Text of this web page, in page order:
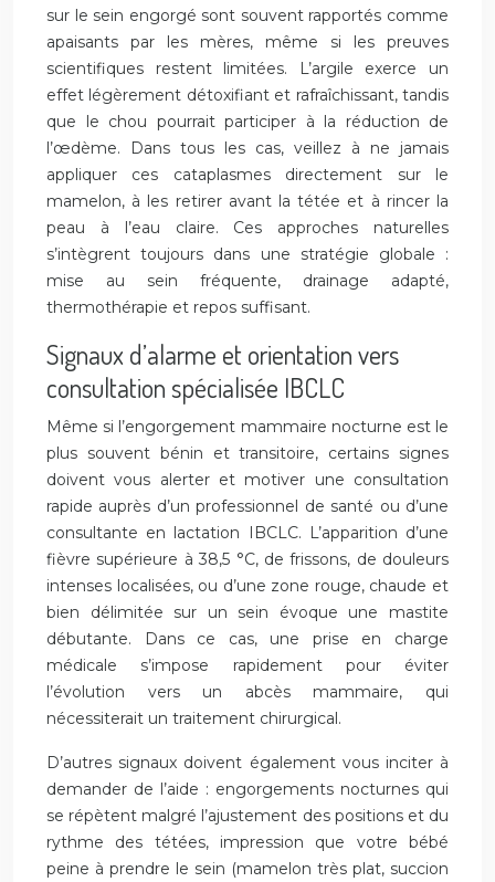
sur le sein engorgé sont souvent rapportés comme
apaisants par les mères, même si les preuves
scientifiques restent limitées. L’argile exerce un
effet légèrement détoxifiant et rafraîchissant, tandis
que le chou pourrait participer à la réduction de
l’œdème. Dans tous les cas, veillez à ne jamais
appliquer ces cataplasmes directement sur le
mamelon, à les retirer avant la tétée et à rincer la
peau à l’eau claire. Ces approches naturelles
s’intègrent toujours dans une stratégie globale :
mise au sein fréquente, drainage adapté,
thermothérapie et repos suffisant.
Signaux d’alarme et orientation vers
consultation spécialisée IBCLC
Même si l’engorgement mammaire nocturne est le
plus souvent bénin et transitoire, certains signes
doivent vous alerter et motiver une consultation
rapide auprès d’un professionnel de santé ou d’une
consultante en lactation IBCLC. L’apparition d’une
fièvre supérieure à 38,5 °C, de frissons, de douleurs
intenses localisées, ou d’une zone rouge, chaude et
bien délimitée sur un sein évoque une mastite
débutante. Dans ce cas, une prise en charge
médicale s’impose rapidement pour éviter
l’évolution vers un abcès mammaire, qui
nécessiterait un traitement chirurgical.
D’autres signaux doivent également vous inciter à
demander de l’aide : engorgements nocturnes qui
se répètent malgré l’ajustement des positions et du
rythme des tétées, impression que votre bébé
peine à prendre le sein (mamelon très plat, succion